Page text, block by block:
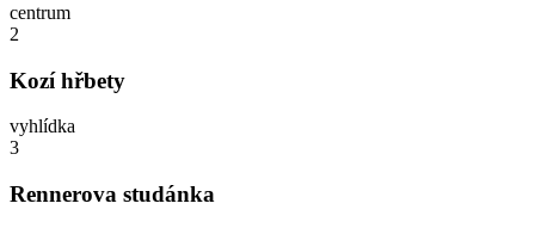
centrum
2
Kozí hřbety
vyhlídka
3
Rennerova studánka